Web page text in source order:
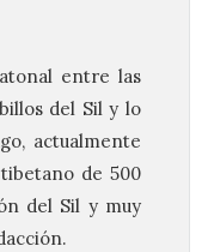
entre las
del Sil y lo
actualmente
de 500
del Sil y muy